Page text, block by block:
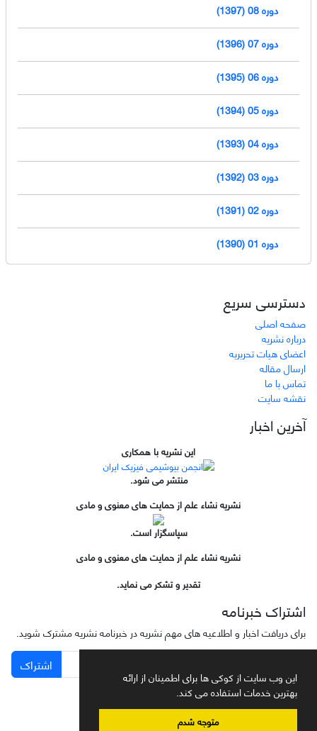
این وب سایت از کوکی ها برای اطمینان از ارائه
بهترین خدمات استفاده می کند.
متوجه شدم
دوره 08 (1397)
دوره 07 (1396)
دوره 06 (1395)
دوره 05 (1394)
دوره 04 (1393)
دوره 03 (1392)
دوره 02 (1391)
دوره 01 (1390)
دسترسی سریع
صفحه اصلی
درباره نشریه
اعضای هیات تحریریه
ارسال مقاله
تماس با ما
نقشه سایت
آخرین اخبار
این نشریه با همکاری
منتشر می شود.
نشریه نشاء علم از حمایت های معنوی و مادی
سپاسگزار است.
نشریه نشاء علم از حمایت های معنوی و مادی
تقدیر و تشکر می نماید.
اشتراک خبرنامه
برای دریافت اخبار و اطلاعیه های مهم نشریه در خبرنامه نشریه مشترک شوید.
اشتراک